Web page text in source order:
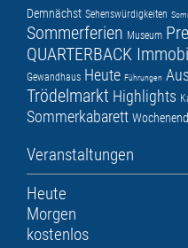
Demnächst Sehenswürdigkeiten
Sommerferien Museum
QUARTERBACK
Gewandhaus Heute Führungen
Trödelmarkt Highlights
Sommerkabarett
Veranstaltungen
Heute
Morgen
kostenlos